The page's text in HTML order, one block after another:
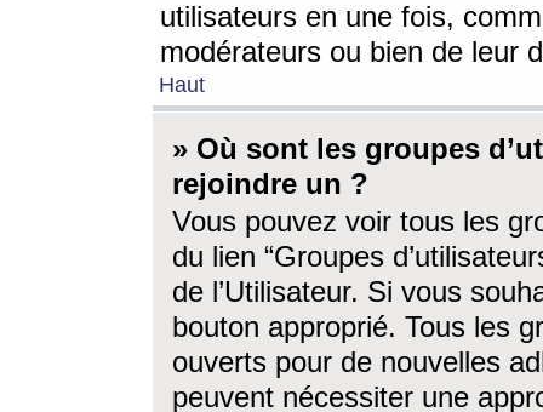
utilisateurs en une fois,
modérateurs ou bien de leur
Haut
» Où sont les groupes
rejoindre un ?
Vous pouvez voir tous les
du lien “Groupes
de l’Utilisateur. Si vous
bouton approprié. Tous les
ouverts pour de nouvelles
peuvent nécessiter une